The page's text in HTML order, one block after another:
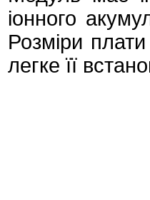
іонного
Розміри
легке її